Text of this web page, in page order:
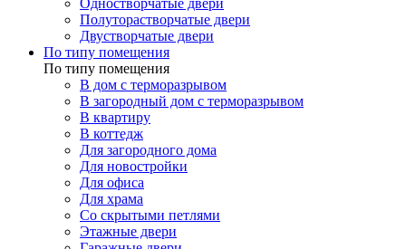
Одностворчатые двери
Полуторастворчатые двери
Двустворчатые двери
По типу помещения
По типу помещения
В дом с терморазрывом
В загородный дом с терморазрывом
В квартиру
В коттедж
Для загородного дома
Для новостройки
Для офиса
Для храма
Со скрытыми петлями
Этажные двери